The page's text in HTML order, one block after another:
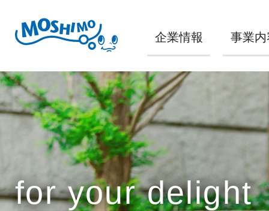
企業情報 事業内
for your delight